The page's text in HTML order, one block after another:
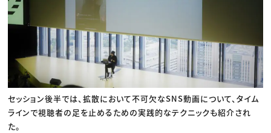
セッション後半では、拡散において不可欠なSNS動画について、タイム
ラインで視聴者の足を止めるための実践的なテクニックも紹介され
た。